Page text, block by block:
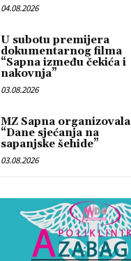
04.08.2026
U subotu premijera
dokumentarnog filma
“Sapna između čekića i
nakovnja”
03.08.2026
MZ Sapna organizovala
“Dane sjećanja na
sapanjske šehide”
03.08.2026